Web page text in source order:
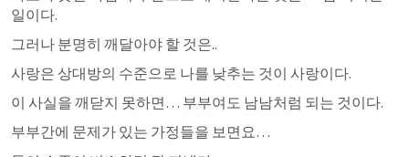
일이다.
그러나 분명히 깨달아야 할 것은..
사랑은 상대방의 수준으로 나를 낮추는 것이 사랑이다.
이 사실을 깨닫지 못하면… 부부여도 남남처럼 되는 것이다.
부부간에 문제가 있는 가정들을 보면요…